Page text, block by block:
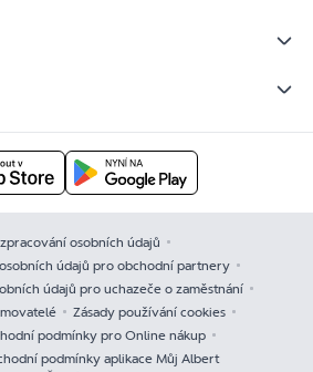
osobních údajů
údajů pro obchodní partnery
údajů pro uchazeče o zaměstnání
Zásady používání cookies
podmínky pro Online nákup
podmínky aplikace Můj Albert